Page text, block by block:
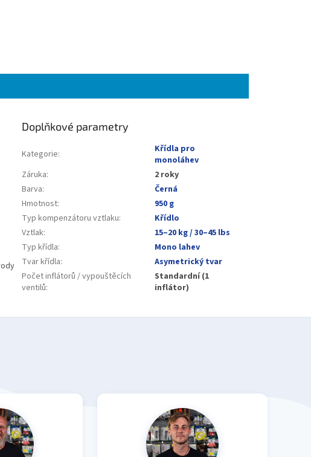
Doplňkové parametry
Kategorie:
Křídla pro
monoláhev
Záruka:
2 roky
Barva:
Černá
Hmotnost:
950 g
Typ kompenzátoru vztlaku:
Křídlo
Vztlak:
15–20 kg / 30–45 lbs
Typ křídla:
Mono lahev
Tvar křídla:
Asymetrický tvar
Počet inflátorů / vypouštěcích
ventilů:
Standardní (1
inflátor)